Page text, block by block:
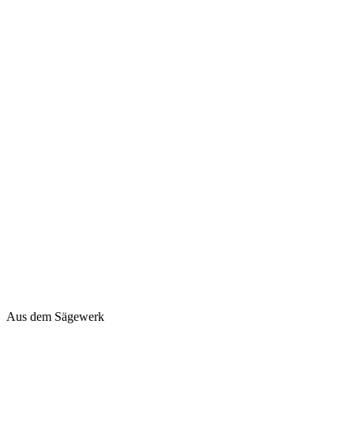
Aus dem Sägewerk